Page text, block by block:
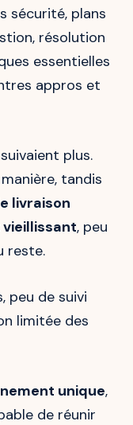
sécurité, plans
résolution
essentielles
appros et
plus.
tandis
livraison
, peu
reste.
peu de suivi
limitée des
unique,
de réunir